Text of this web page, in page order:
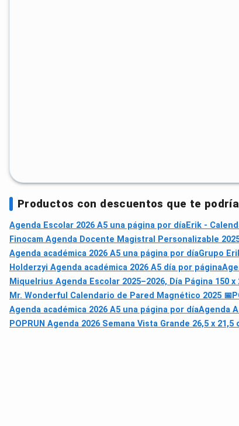
Productos con descuentos que te
Agenda Escolar 2026 A5 una página por díaErik -
Finocam Agenda Docente Magistral Personalizable
Agenda académica 2026 A5 una página por díaGrupo
Holderzyi Agenda académica 2026 A5 día por página
Miquelrius Agenda Escolar 2025–2026, Día Página 150 x
Mr. Wonderful Calendario de Pared Magnético 2025 📅
Agenda académica 2026 A5 una página por díaAgenda
POPRUN Agenda 2026 Semana Vista Grande 26,5 x 21,5